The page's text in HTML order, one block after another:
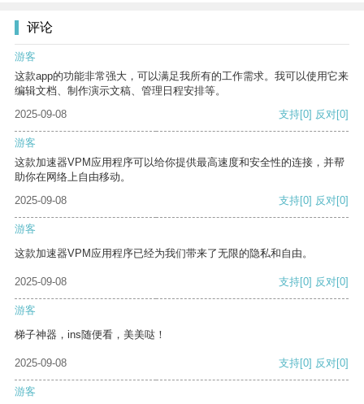
评论
游客
这款app的功能非常强大，可以满足我所有的工作需求。我可以使用它来
编辑文档、制作演示文稿、管理日程安排等。
2025-09-08
支持[0] 反对[0]
游客
这款加速器VPM应用程序可以给你提供最高速度和安全性的连接，并帮
助你在网络上自由移动。
2025-09-08
支持[0] 反对[0]
游客
这款加速器VPM应用程序已经为我们带来了无限的隐私和自由。
2025-09-08 支持[0] 反对[0]
游客
梯子神器，ins随便看，美美哒！
2025-09-08 支持[0] 反对[0]
游客